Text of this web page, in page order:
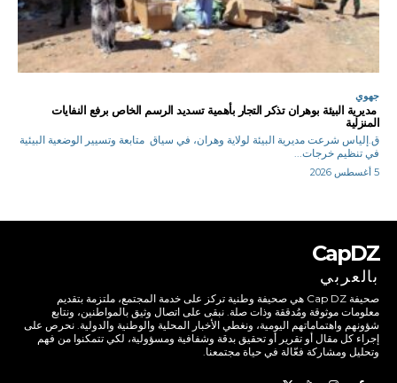
جهوي
مديرية البيئة بوهران تذكر التجار بأهمية تسديد الرسم الخاص برفع النفايات
المنزلية
ق.إلياس شرعت مديرية البيئة لولاية وهران، في سياق متابعة وتسيير الوضعية البيئية
في تنظيم خرجات...
5 أغسطس 2026
CapDZ
بالعربي
صحيفة Cap DZ هي صحيفة وطنية تركز على خدمة المجتمع، ملتزمة بتقديم
معلومات موثوقة ومُدققة وذات صلة. نبقى على اتصال وثيق بالمواطنين، ونتابع
شؤونهم واهتماماتهم اليومية، ونغطي الأخبار المحلية والوطنية والدولية. نحرص على
إجراء كل مقال أو تقرير أو تحقيق بدقة وشفافية ومسؤولية، لكي تتمكنوا من فهم
وتحليل ومشاركة فعّالة في حياة مجتمعنا.